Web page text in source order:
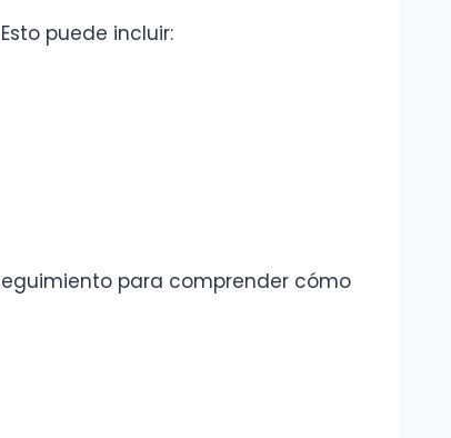
puede incluir:
para comprender cómo